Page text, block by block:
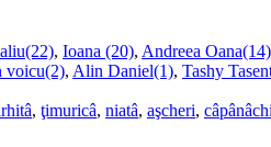
, Ioana (20), Andreea Oana(14)
voicu(2), Alin Daniel(1), Tashy
, ţimuricâ, niatâ, aşcheri, câpânâchi